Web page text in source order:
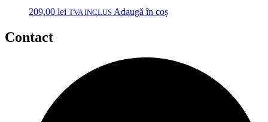
209,00 lei TVA INCLUS Adaugă în coș
Contact